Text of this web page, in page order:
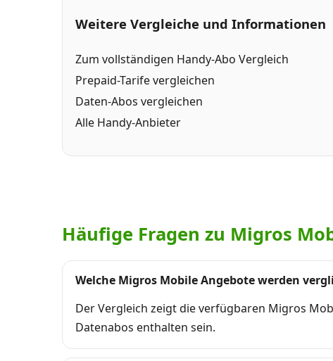
Weitere Vergleiche und Informationen
Zum vollständigen Handy-Abo Vergleich
Prepaid-Tarife vergleichen
Daten-Abos vergleichen
Alle Handy-Anbieter
Häufige Fragen zu Migros
Welche Migros Mobile Angebote werden
Der Vergleich zeigt die verfügbaren Migros
Datenabos enthalten sein.